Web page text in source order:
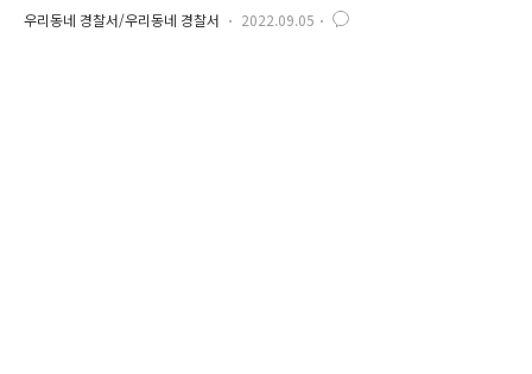
시하였습니다. 을지로3가 노가리골목은 최근 힙지로로 불리우며 호프집이
밀집한 곳에 젊은 사람들이 많이 모이게 되면서 범죄 발생 위험 또한 크게
우리동네 경찰서/우리동네 경찰서 2022.09.05